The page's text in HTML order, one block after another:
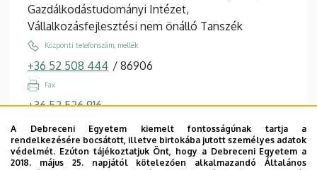
Gazdálkodástudományi Intézet,
Vállalkozásfejlesztési nem önálló Tanszék
Központi telefonszám, mellék
+36 52 508 444 / 86906
Fax
+36 52 526 916
madai.hajnalka@econ.unideb.hu
Cím
A Debreceni Egyetem kiemelt fontosságúnak tartja a
rendelkezésére bocsátott, illetve birtokába jutott személyes adatok
védelmét. Ezúton tájékoztatjuk Önt, hogy a Debreceni Egyetem a
2018. május 25. napjától kötelezően alkalmazandó Általános